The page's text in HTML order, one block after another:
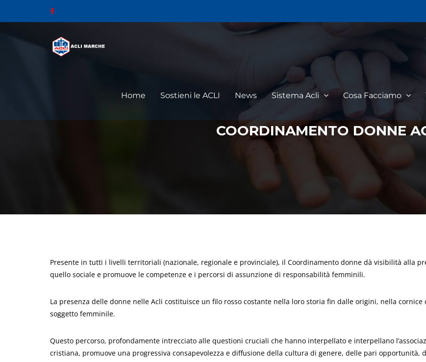
Home Sostieni le ACLI News Sistema Acli Cosa Facciamo
COORDINAMENTO DONNE
Presente in tutti i livelli territoriali (nazionale, regionale e provinciale), il Coordinamento donne dà visibilità alla
quello sociale e promuove le competenze e i percorsi di assunzione di responsabilità femminili.
La presenza delle donne nelle Acli costituisce un filo rosso costante nella loro storia fin dalle origini, nella
soggetto femminile.
Questo percorso, profondamente intrecciato alle questioni cruciali che hanno interpellato e interpellano
cristiana, promuove una progressiva consapevolezza e diffusione della cultura di genere, delle pari